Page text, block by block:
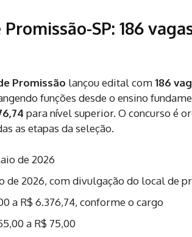
SP: 186
Promissão lançou edital com186
funções desde o ensino
para nível superior. O concurso é
as etapas da seleção.
de 2026
de 2026, com divulgação do local de
a R$ 6.376,74, conforme o cargo
a R$ 75,00